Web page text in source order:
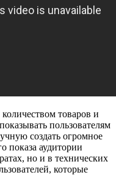
товаров и
пользователям
создать огромное
показа аудитории
но и в технических
которые